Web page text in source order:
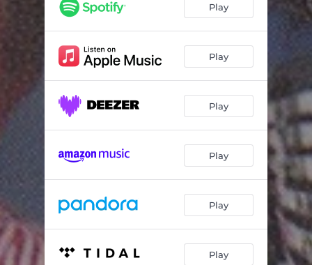
Fugl, lille fugl
Smil, smil, lille Gerda 02:34
Musik i gården 02:43
Kertemindevisen 02:00
Gamle Norge 03:04
Blomstrene kastanjer 02:18
Imellem granskov og li
Østersøens perle 02:13
Hvorfor fælde tårer
Play
Play
Play
Play
Play
Play